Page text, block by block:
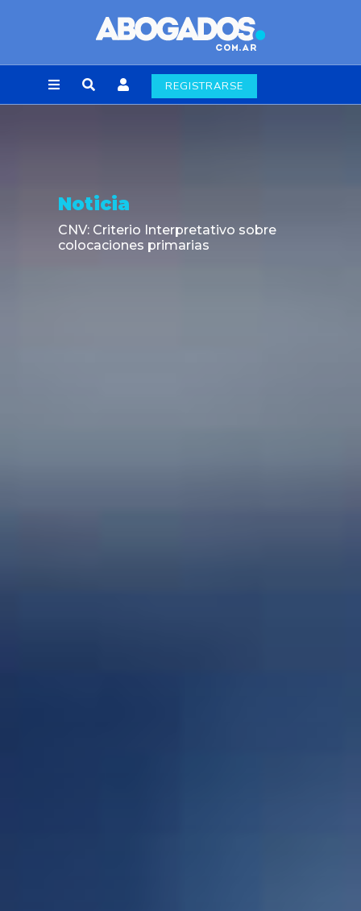
REGISTRARSE
Noticia
CNV: Criterio Interpretativo sobre
colocaciones primarias